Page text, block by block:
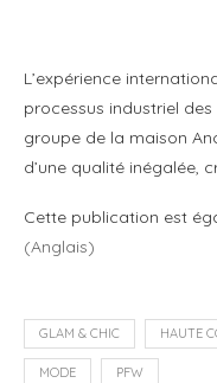
L’expérience
processus industriel
groupe de la maison
d’une qualité inégalée,
Cette publication est
(Anglais)
GLAM & CHIC HAUTE
MODE PFW